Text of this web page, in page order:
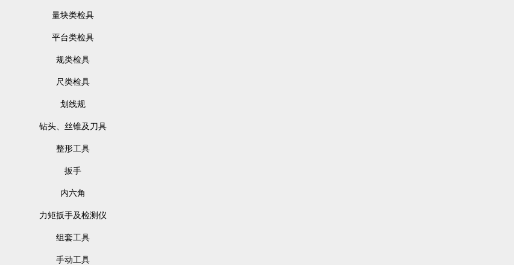
量块类检具
平台类检具
规类检具
尺类检具
划线规
钻头、丝锥及刀具
整形工具
扳手
内六角
力矩扳手及检测仪
组套工具
手动工具